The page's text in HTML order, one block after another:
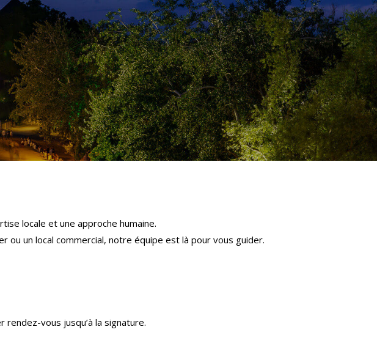
locale et une approche humaine.
ou un local commercial, notre équipe est là pour vous guider.
vous jusqu’à la signature.